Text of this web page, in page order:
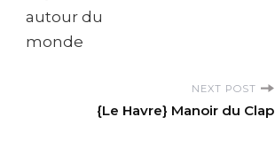
s
NEXT POST
{Le Havre} Manoir du Clap